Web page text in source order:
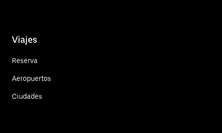
Viajes
Reserva
Aeropuertos
Ciudades